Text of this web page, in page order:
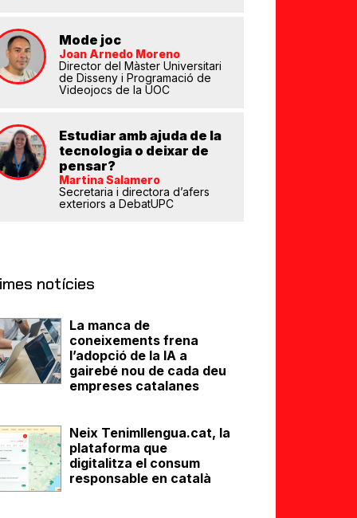
Mode joc
Joan Arnedo Moreno
Director del Màster Universitari
de Disseny i Programació de
Videojocs de la UOC
Estudiar amb ajuda de la
tecnologia o deixar de
pensar?
Martina Salamero
Secretaria i directora d’afers
exteriors a DebatUPC
notícies
La manca de
coneixements frena
l’adopció de la IA a
gairebé nou de cada deu
empreses catalanes
Neix Tenimllengua.cat, la
plataforma que
digitalitza el consum
responsable en català